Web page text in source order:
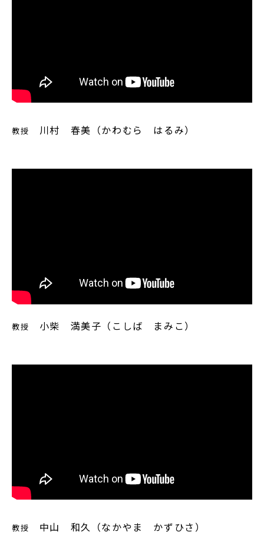
教授 川村 春美（かわむら はるみ）
教授 小柴 満美子（こしば まみこ）
教授 中山 和久（なかやま かずひさ）